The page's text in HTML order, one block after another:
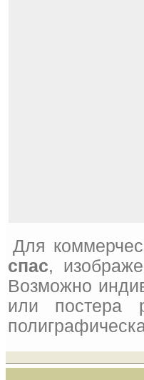
Для
спас,
Возможно
или постера